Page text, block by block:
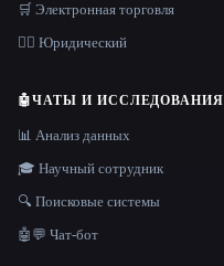
🛒 Электронная торговля
👩‍⚖️ Юридический
🤖ЧАТЫ И ИССЛЕДОВАНИЯ
📊 Анализ данных
🎓 Научный сотрудник
🔍 Поисковые системы
🤖💬 Чат-бот